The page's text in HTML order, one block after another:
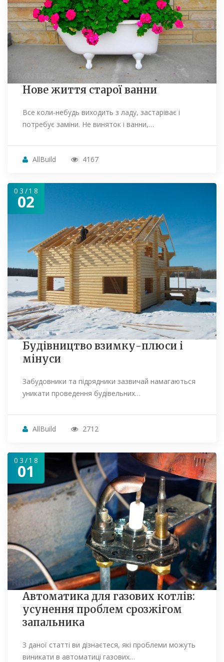
Нове життя старої ванни
Все коли-небудь виходить з ладу, застаріває і
потребує заміни. Не виняток і ванни,…
AllBuild 4167
03/18
02
Будівництво взимку-плюси і
мінуси
Забудовники та підрядники зазвичай намагаються
уникати проведення будівельних…
AllBuild 2712
03/18
01
Автоматика для газових котлів:
усунення проблем срозжігом
запальника
З даної статті ви дізнаєтеся, які проблеми можуть
виникати в автоматиці газових…